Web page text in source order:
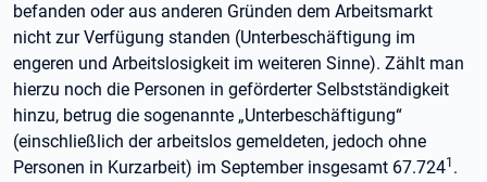
befanden oder aus anderen Gründen dem Arbeitsmarkt
nicht zur Verfügung standen (Unterbeschäftigung im
engeren und Arbeitslosigkeit im weiteren Sinne). Zählt man
hierzu noch die Personen in geförderter Selbstständigkeit
hinzu, betrug die sogenannte „Unterbeschäftigung“
(einschließlich der arbeitslos gemeldeten, jedoch ohne
Personen in Kurzarbeit) im September insgesamt 67.7241 .